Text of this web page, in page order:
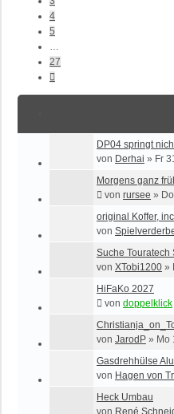
4
5
27
DP04 springt
von Derhai » Fr
Morgens ganz
von rursee »
original Koffer,
von
Suche Touratech
von XTobi1200 »
HiFaKo 2027
von doppelklick
von JarodP » Mo
Gasdrehhülse Alu
von Hagen von
Heck Umbau
von René